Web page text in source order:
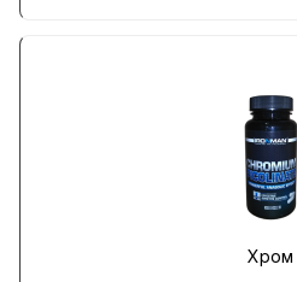
Хром